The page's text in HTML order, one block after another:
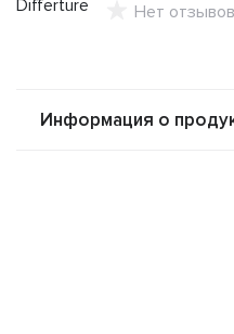
Нет отзывов
Информация о